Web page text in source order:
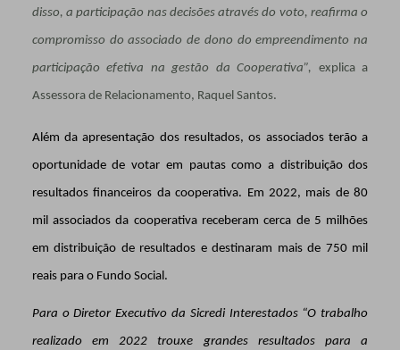
disso, a participação nas decisões através do voto, reafirma o
compromisso do associado de dono do empreendimento na
participação efetiva na gestão da Cooperativa”, explica a
Assessora de Relacionamento, Raquel Santos.
Além da apresentação dos resultados, os associados terão a
oportunidade de votar em pautas como a distribuição dos
resultados financeiros da cooperativa. Em 2022, mais de 80
mil associados da cooperativa receberam cerca de 5 milhões
em distribuição de resultados e destinaram mais de 750 mil
reais para o Fundo Social.
Para o Diretor Executivo da Sicredi Interestados “O trabalho
realizado em 2022 trouxe grandes resultados para a